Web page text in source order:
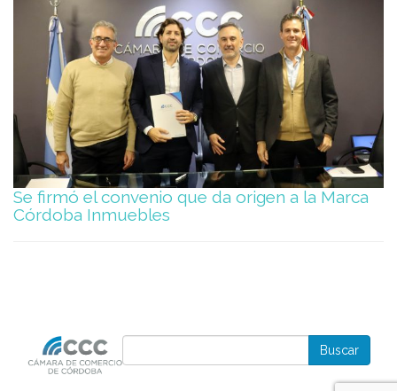
Se firmó el convenio que da origen a la Marca
Córdoba Inmuebles